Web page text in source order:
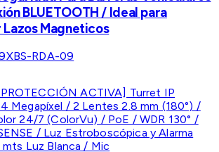
BLUETOOTH / Ideal para
Lazos Magneticos
XBS-RDA-09